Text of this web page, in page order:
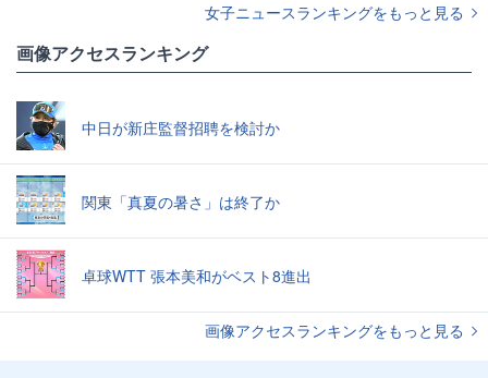
女子ニュースランキングをもっと見る
画像アクセスランキング
中日が新庄監督招聘を検討か
関東「真夏の暑さ」は終了か
卓球WTT 張本美和がベスト8進出
画像アクセスランキングをもっと見る